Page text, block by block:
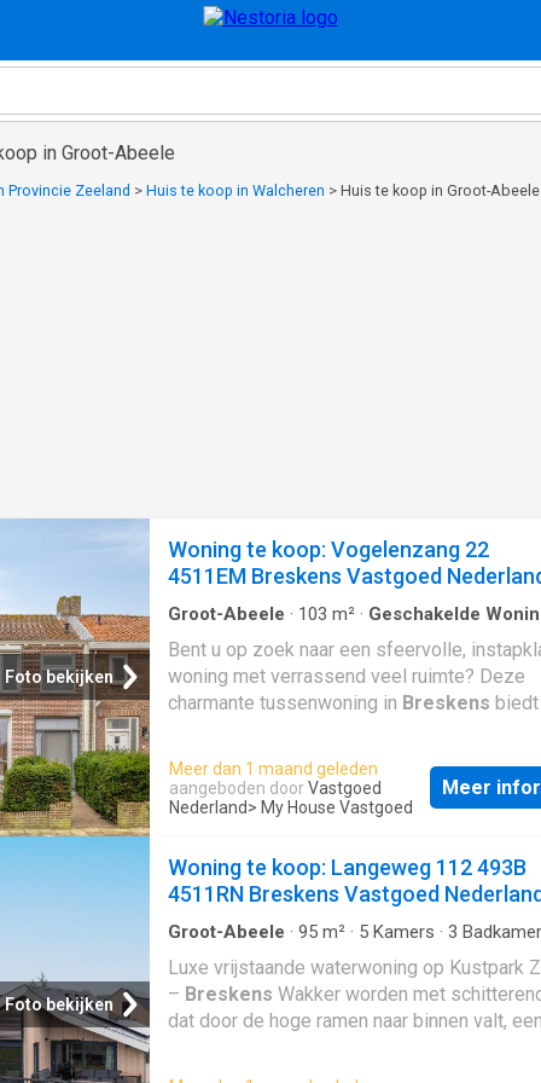
in Groot-Abeele
Provincie Zeeland > Huis te koop in Walcheren > Huis te koop in Groot-Abeele
Foto bekijken
Woning te koop: Vogelenzang 22
4511EM Breskens Vastgoed
Groot-Abeele · 103 m² · Geschakelde
Bent u op zoek naar een sfeervolle,
woning met verrassend veel ruimte? Deze
charmante tussenwoning in Breskens
Gelegen op een rustige locatie, maar toch
loopafstand van het centrum, de haven en
ligging geniet. INDELING Begane grond: Bij
binnenkomst via de hal met trapopgang en
woonkamer voorzien van een tuindeur naar
heerlijke terras en de achtertuin. De grote
raampartijen in de woonkamer en de
haard maken dit een heerlijke plek om te
diverse inbouwapparatuur en een fraai
Meer dan 1 maand geleden
aangeboden doorVastgoed
Nederland> My House Vastgoed
Meer
Foto bekijken
Woning te koop: Langeweg 112 493B
4511RN Breskens Vastgoed
Groot-Abeele · 95 m² · 5 Kamers · 3
Luxe vrijstaande waterwoning op Kustpark
– Breskens Wakker worden met
dat door de hoge ramen naar binnen valt,